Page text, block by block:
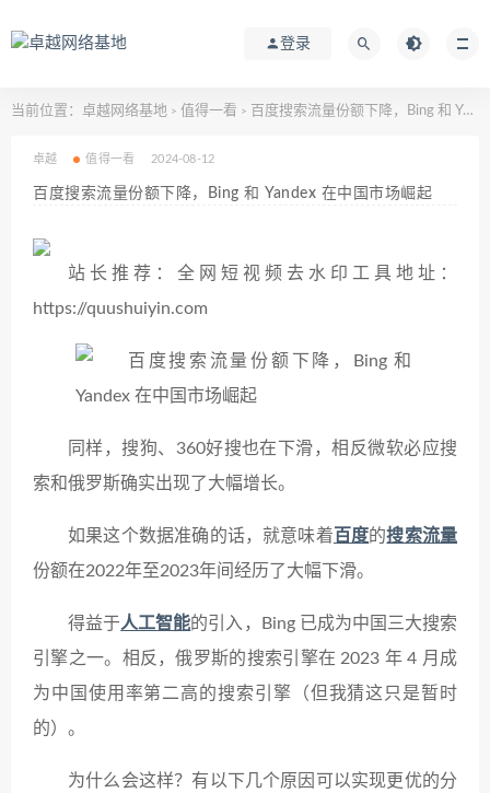
登录
当前位置： 卓越网络基地 > 值得一看 > 百度搜索流量份额下降，Bing 和 Yandex 在中国市场崛起
卓越 值得一看 2024-08-12
百度搜索流量份额下降，Bing 和 Yandex 在中国市场崛起
站长推荐：全网短视频去水印工具地址：
https://quushuiyin.com
同样，搜狗、360好搜也在下滑，相反微软必应搜
索和俄罗斯确实出现了大幅增长。
如果这个数据准确的话，就意味着百度的搜索流量
份额在2022年至2023年间经历了大幅下滑。
得益于人工智能的引入，Bing 已成为中国三大搜索
引擎之一。相反，俄罗斯的搜索引擎在 2023 年 4 月成
为中国使用率第二高的搜索引擎（但我猜这只是暂时
的）。
为什么会这样？有以下几个原因可以实现更优的分